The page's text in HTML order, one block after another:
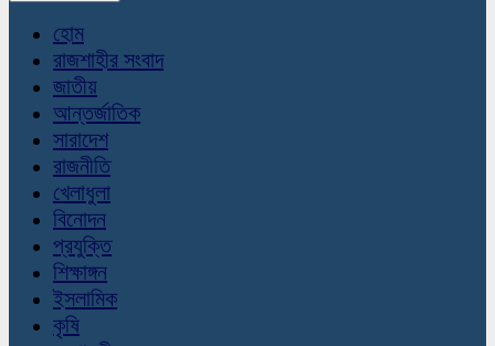
হোম
রাজশাহীর সংবাদ
জাতীয়
আন্তর্জাতিক
সারাদেশ
রাজনীতি
খেলাধুলা
বিনোদন
প্রযুক্তি
শিক্ষাঙ্গন
ইসলামিক
কৃষি